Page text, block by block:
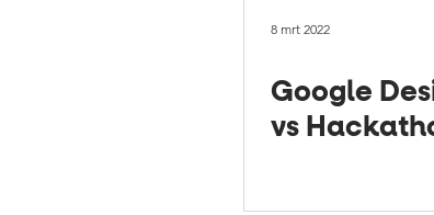
8 mrt 2022
Google
vs